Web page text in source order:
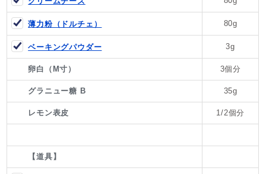
薄力粉（ドルチェ） 80g
ベーキングパウダー 3g
卵白（M寸） 3個分
グラニュー糖 B 35g
レモン表皮 1/2個分
【道具】